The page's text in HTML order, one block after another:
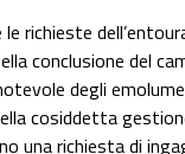
le richieste
conclusione del
degli
cosiddetta
una richiesta di